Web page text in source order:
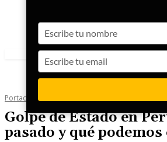
Portada Internacional
Golpe de Estado en
pasado y qué
your
name
your
email